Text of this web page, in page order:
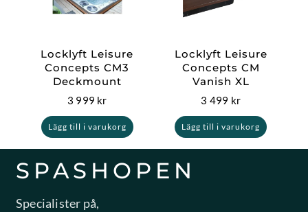
Locklyft Leisure
Concepts CM3
Deckmount
3 999 kr
Lägg till i varukorg
Locklyft Leisure
Concepts CM
Vanish XL
3 499 kr
Lägg till i varukorg
SPASHOPEN
Specialister på,